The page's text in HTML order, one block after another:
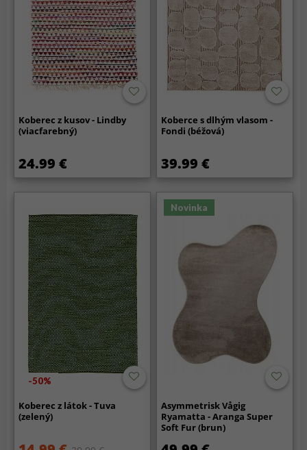
Koberec z kusov - Lindby
(viacfarebný)
24.99 €
Koberce s dlhým vlasom -
Fondi (béžová)
39.99 €
-50%
Koberec z látok - Tuva
(zelený)
Novinka
Asymmetrisk Vågig
Ryamatta - Aranga Super
Soft Fur (brun)